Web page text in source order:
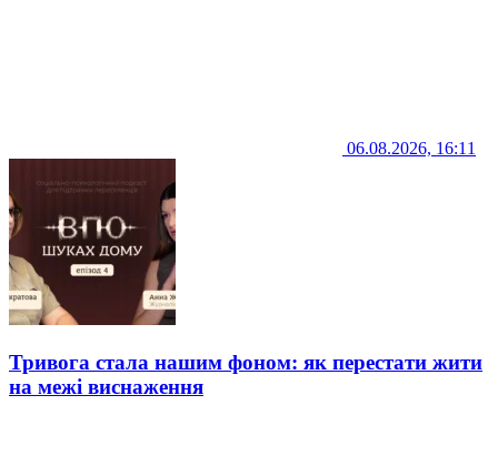
06.08.2026, 16:11
Тривога стала нашим фоном: як перестати жити
на межі виснаження